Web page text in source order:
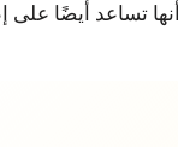
تساعد أيضًا على